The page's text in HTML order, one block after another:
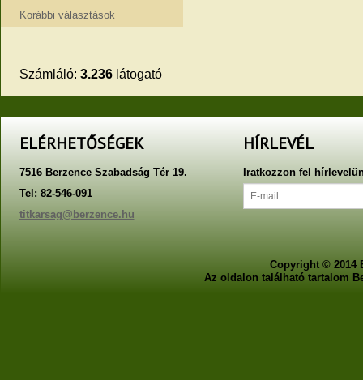
Korábbi választások
Számláló: 3.236látogató
ELÉRHETŐSÉGEK
7516 Berzence Szabadság Tér 19.
Tel: 82-546-091
titkarsag@berzence.hu
HÍRLEVÉL
Iratkozzon fel
Copyright © 2014
Az oldalon található tartalom